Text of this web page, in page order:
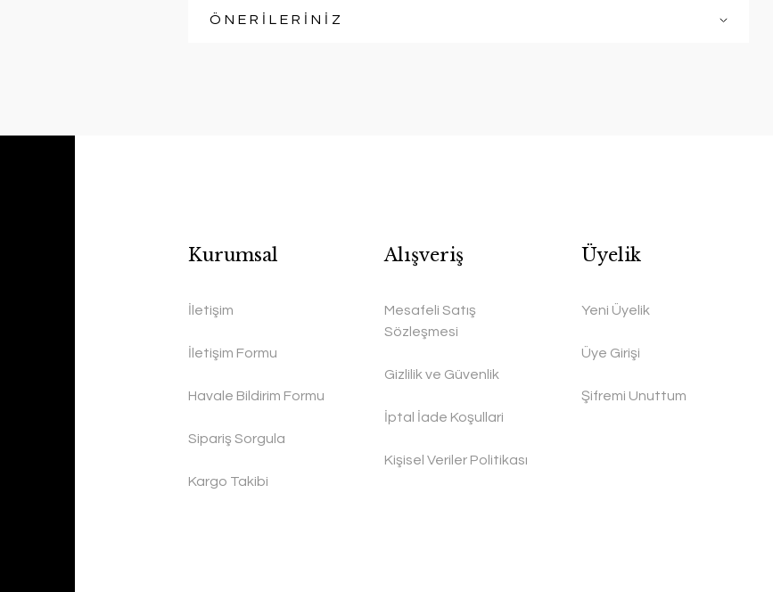
ÖNERİLERİNİZ
Kurumsal
İletişim
İletişim Formu
Havale Bildirim Formu
Sipariş Sorgula
Kargo Takibi
Alışveriş
Mesafeli Satış
Sözleşmesi
Gizlilik ve Güvenlik
İptal İade Koşullari
Kişisel Veriler Politikası
Üyelik
Yeni Üyelik
Üye Girişi
Şifremi Unuttum